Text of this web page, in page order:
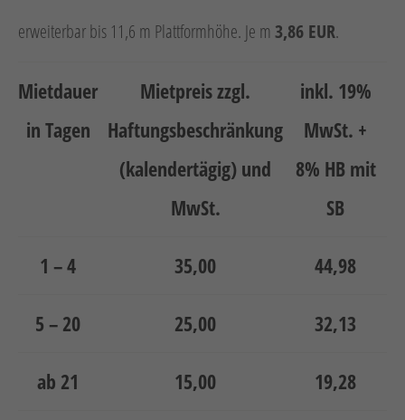
erweiterbar bis 11,6 m Plattformhöhe. Je m 3,86 EUR.
Mietdauer
in Tagen
Mietpreis zzgl.
Haftungsbeschränkung
(kalendertägig) und
MwSt.
inkl. 19%
MwSt. +
8% HB mit
SB
1 – 4 35,00 44,98
5 – 20 25,00 32,13
ab 21 15,00 19,28